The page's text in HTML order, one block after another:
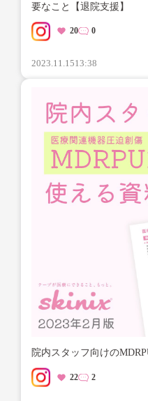
要なこと【退院支援】
20 0
2023.11.1513:38
院内スタッフ向けの
22 2